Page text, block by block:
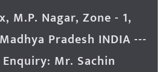
M.P. Nagar, Zone - 1,
Pradesh INDIA ---
Mr. Sachin